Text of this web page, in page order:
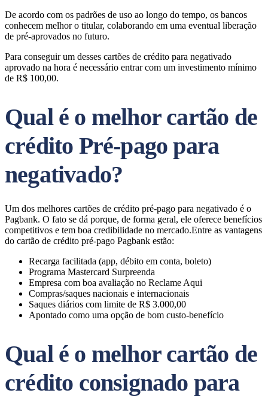
De acordo com os padrões de uso ao longo do tempo, os bancos
conhecem melhor o titular, colaborando em uma eventual liberação
de pré-aprovados no futuro.
Para conseguir um desses cartões de crédito para negativado
aprovado na hora é necessário entrar com um investimento mínimo
de R$ 100,00.
Qual é o melhor cartão de
crédito Pré-pago para
negativado?
Um dos melhores cartões de crédito pré-pago para negativado é o
Pagbank. O fato se dá porque, de forma geral, ele oferece benefícios
competitivos e tem boa credibilidade no mercado.Entre as vantagens
do cartão de crédito pré-pago Pagbank estão:
Recarga facilitada (app, débito em conta, boleto)
Programa Mastercard Surpreenda
Empresa com boa avaliação no Reclame Aqui
Compras/saques nacionais e internacionais
Saques diários com limite de R$ 3.000,00
Apontado como uma opção de bom custo-benefício
Qual é o melhor cartão de
crédito consignado para